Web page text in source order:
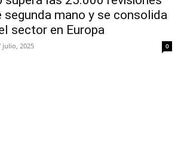
segunda mano y se consolida
sector en Europa
julio, 2025 0